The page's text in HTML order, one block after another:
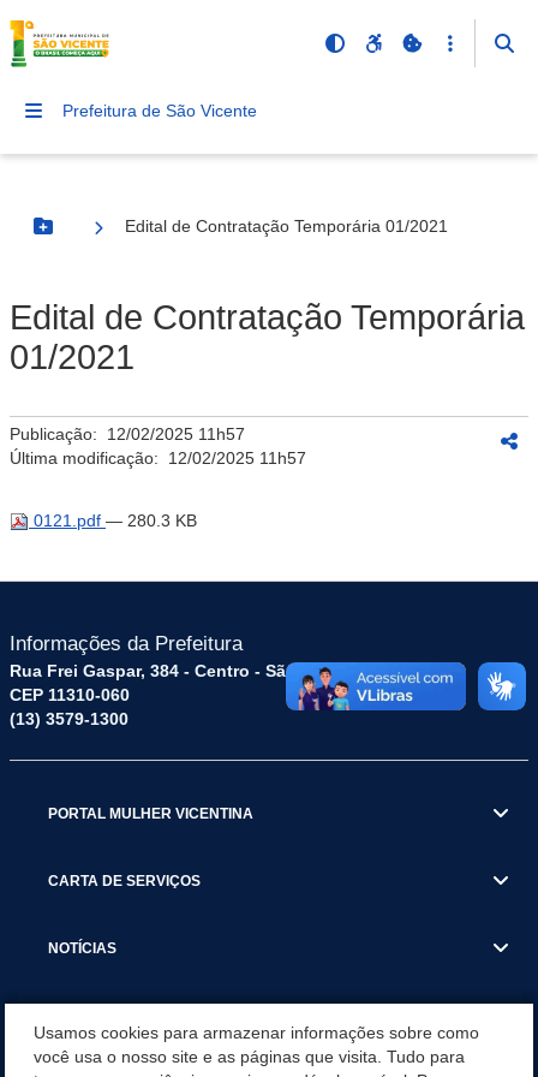
Prefeitura de São Vicente
Botão Menu
Edital de Contratação Temporária 01/2021
Edital de Contratação Temporária
01/2021
Publicação: 12/02/2025 11h57
Última modificação: 12/02/2025 11h57
0121.pdf — 280.3 KB
Informações da Prefeitura
Rua Frei Gaspar, 384 - Centro - São Vicente / SP
CEP 11310-060
(13) 3579-1300
PORTAL MULHER VICENTINA
CARTA DE SERVIÇOS
NOTÍCIAS
Usamos cookies para armazenar informações sobre como
você usa o nosso site e as páginas que visita. Tudo para